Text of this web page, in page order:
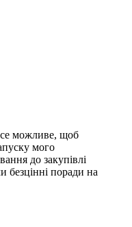
можливе, щоб
мого
до закупівлі
безцінні поради на